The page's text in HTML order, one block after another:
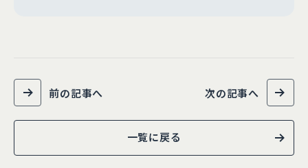
前の記事へ
一覧に戻る
次の記事へ